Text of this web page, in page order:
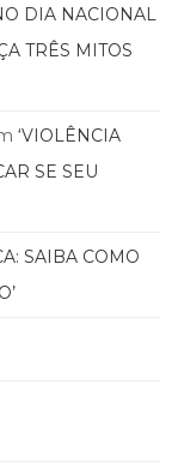
DIA NACIONAL
TRÊS MITOS
‘VIOLÊNCIA
SE SEU
SAIBA COMO